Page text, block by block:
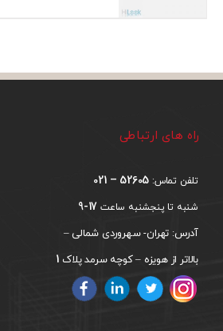
راه های ارتباطی
تلفن تماس: 52605 – 021
شنبه تا پنجشنبه ساعت 17-9
آدرس: تهران- سهروردی شمالی –
بالاتر از هویزه – کوچه سرمد پلاک 1